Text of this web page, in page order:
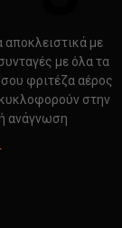
αποκλειστικά με
με όλα τα
φριτέζα αέρος
στην
ανάγνωση